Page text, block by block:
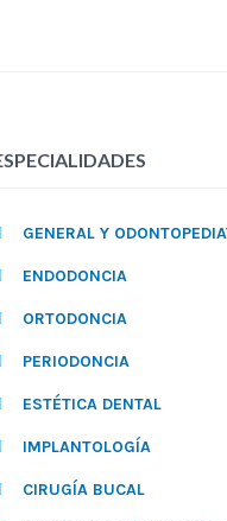
GENERAL Y
ENDODONCIA
ORTODONCIA
PERIODONCIA
ESTÉTICA DENTAL
IMPLANTOLOGÍA
CIRUGÍA BUCAL